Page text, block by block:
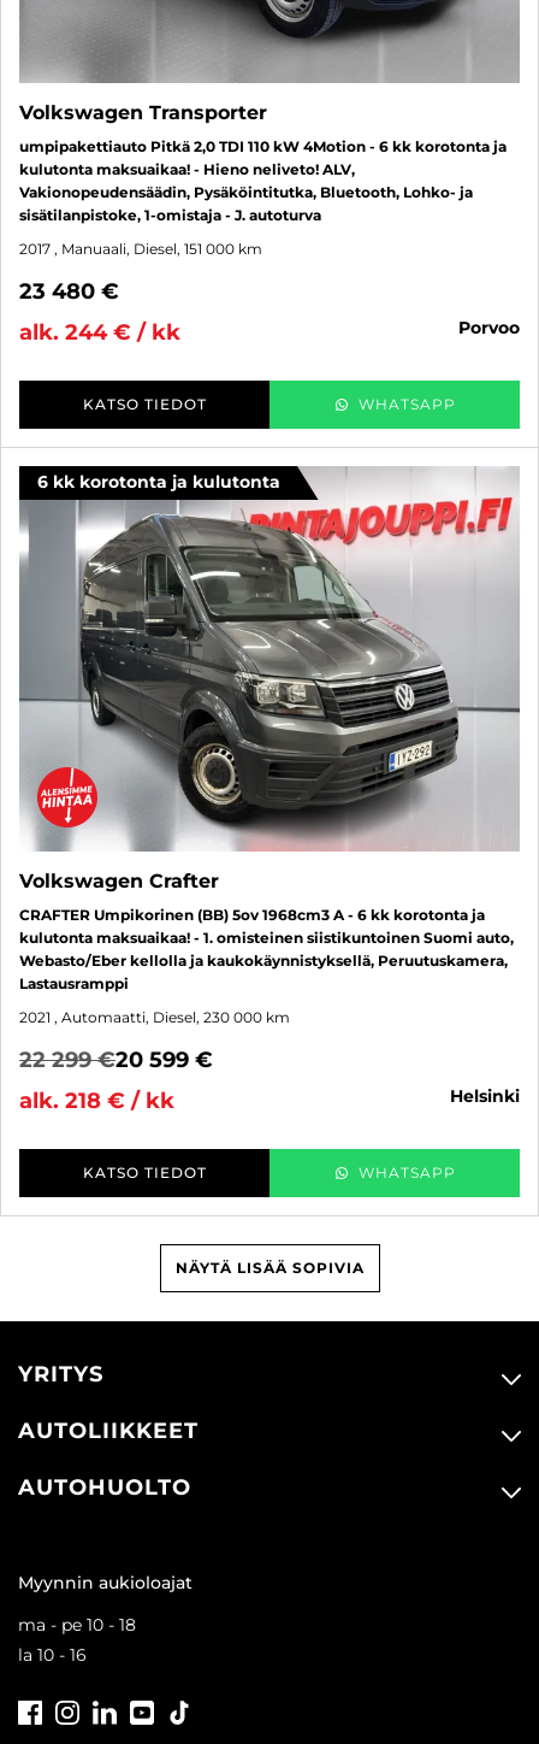
Volkswagen Transporter
umpipakettiauto Pitkä 2,0 TDI 110 kW 4Motion - 6 kk korotonta ja
kulutonta maksuaikaa! - Hieno neliveto! ALV,
Vakionopeudensäädin, Pysäköintitutka, Bluetooth, Lohko- ja
sisätilanpistoke, 1-omistaja - J. autoturva
2017 , Manuaali, Diesel, 151 000 km
23 480 €
alk. 244 € / kk
porvoo
KATSO TIEDOT WHATSAPP
6 kk korotonta ja kulutonta
Volkswagen Crafter
CRAFTER Umpikorinen (BB) 5ov 1968cm3 A - 6 kk korotonta ja
kulutonta maksuaikaa! - 1. omisteinen siistikuntoinen Suomi auto,
Webasto/Eber kellolla ja kaukokäynnistyksellä, Peruutuskamera,
Lastausramppi
2021 , Automaatti, Diesel, 230 000 km
22 299 €20 599 €
alk. 218 € / kk
helsinki
KATSO TIEDOT WHATSAPP
NÄYTÄ LISÄÄ SOPIVIA
YRITYS
AUTOLIIKKEET
AUTOHUOLTO
Myynnin aukioloajat
ma - pe 10 - 18
la 10 - 16
FacebookInstagramLinkedInYoutube